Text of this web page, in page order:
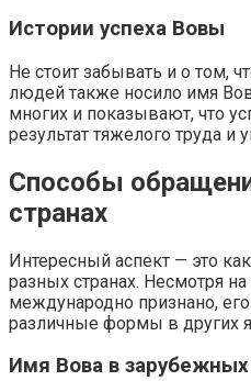
Истории успеха Вовы
Не стоит забывать и о том,
людей также носило имя
многих и показывают, что
результат тяжелого труда и
Способы
странах
Интересный аспект — это
разных странах. Несмотря
международно признано,
различные формы в других
Имя Вова в зарубежных